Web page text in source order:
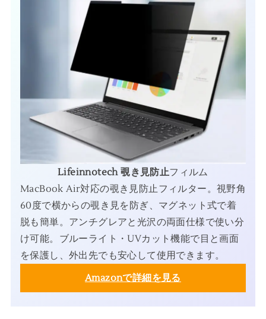
Lifeinnotech 覗き見防止フィルム
MacBook Air対応の覗き見防止フィルター。視野角
60度で横からの覗き見を防ぎ、マグネット式で着
脱も簡単。アンチグレアと光沢の両面仕様で使い分
け可能。ブルーライト・UVカット機能で目と画面
を保護し、外出先でも安心して使用できます。
Amazonで詳細を見る